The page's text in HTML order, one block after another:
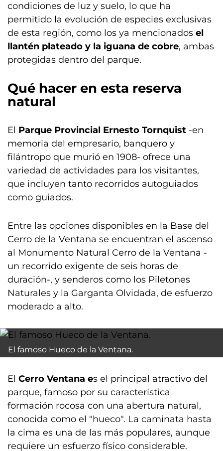
condiciones de luz y suelo, lo que ha
permitido la evolución de especies exclusivas
de esta región, como los ya mencionados el
llantén plateado y la iguana de cobre, ambas
protegidas dentro del parque.
Qué hacer en esta reserva
natural
El Parque Provincial Ernesto Tornquist -en
memoria del empresario, banquero y
filántropo que murió en 1908- ofrece una
variedad de actividades para los visitantes,
que incluyen tanto recorridos autoguiados
como guiados.
Entre las opciones disponibles en la Base del
Cerro de la Ventana se encuentran el ascenso
al Monumento Natural Cerro de la Ventana -
un recorrido exigente de seis horas de
duración-, y senderos como los Piletones
Naturales y la Garganta Olvidada, de esfuerzo
moderado a alto.
El famoso Hueco de la Ventana.
El Cerro Ventana es el principal atractivo del
parque, famoso por su característica
formación rocosa con una abertura natural,
conocida como el "hueco". La caminata hasta
la cima es una de las más populares, aunque
requiere un esfuerzo físico considerable.